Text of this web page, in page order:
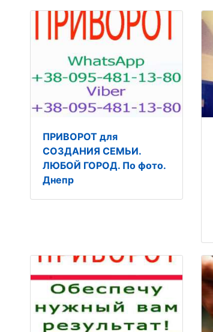
ПРИВОРОТ для
СОЗДАНИЯ СЕМЬИ.
ЛЮБОЙ ГОРОД. По фото.
Днепр